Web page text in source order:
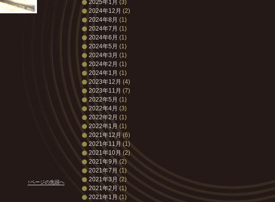
↑ページの先頭へ
2025年1月 (3)
2024年12月 (2)
2024年8月 (1)
2024年7月 (1)
2024年6月 (1)
2024年5月 (1)
2024年3月 (1)
2024年2月 (1)
2024年1月 (1)
2023年12月 (4)
2023年11月 (7)
2022年5月 (1)
2022年4月 (3)
2022年2月 (1)
2022年1月 (1)
2021年12月 (6)
2021年11月 (1)
2021年10月 (2)
2021年9月 (2)
2021年7月 (1)
2021年3月 (2)
2021年2月 (1)
2021年1月 (1)